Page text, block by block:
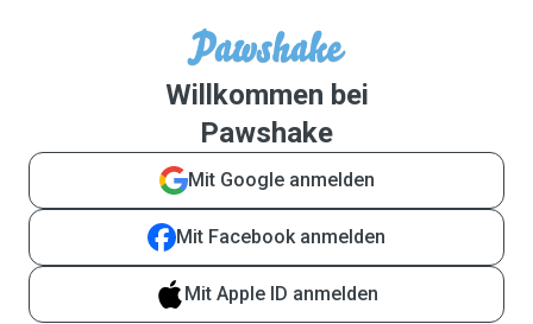
Willkommen bei
Pawshake
Mit Google anmelden
Mit Facebook anmelden
Mit Apple ID anmelden